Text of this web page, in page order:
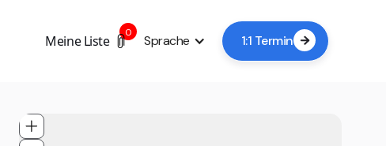
0
Meine Liste Sprache 1:1 Termin 